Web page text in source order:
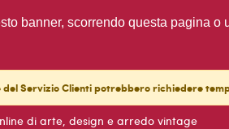
banner, scorrendo questa pagina
Servizio Clienti potrebbero richiedere
di arte, design e arredo vintage